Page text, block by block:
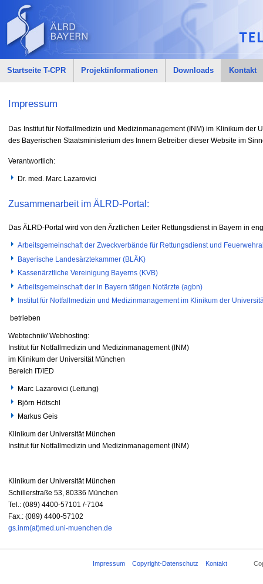
Startseite T-CPR Projektinformationen Downloads Kontakt
Impressum
Das Institut für Notfallmedizin und Medizinmanagement (INM) im Klinikum
des Bayerischen Staatsministerium des Innern Betreiber dieser Website im
Verantwortlich:
Dr. med. Marc Lazarovici
Zusammenarbeit im ÄLRD-Portal:
Das ÄLRD-Portal wird von den Ärztlichen Leiter Rettungsdienst in Bayern in
Arbeitsgemeinschaft der Zweckverbände für Rettungsdienst und
Bayerische Landesärztekammer (BLÄK)
Kassenärztliche Vereinigung Bayerns (KVB)
Arbeitsgemeinschaft der in Bayern tätigen Notärzte (agbn)
Institut für Notfallmedizin und Medizinmanagement im Klinikum der
betrieben
Webtechnik/ Webhosting:
Institut für Notfallmedizin und Medizinmanagement (INM)
im Klinikum der Universität München
Bereich IT/IED
Marc Lazarovici (Leitung)
Björn Hötschl
Markus Geis
Klinikum der Universität München
Institut für Notfallmedizin und Medizinmanagement (INM)
Klinikum der Universität München
Schillerstraße 53,80336 München
Tel.: (089) 4400-57101 /-7104
Fax.: (089) 4400-57102
gs.inm(at)med.uni-muenchen.de
Impressum Copyright-Datenschutz Kontakt